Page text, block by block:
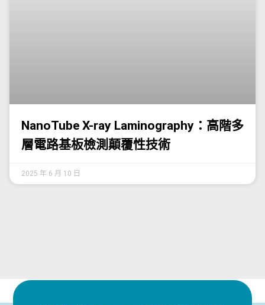
NanoTube X-ray Laminography：高階多
層電路基板檢測顛覆性技術
2025 年 6 月 10 日